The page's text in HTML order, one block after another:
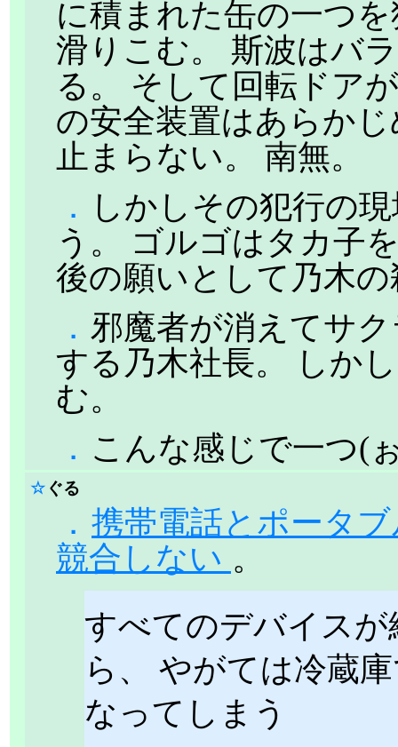
に積まれた缶の一つ
滑りこむ。 斯波はバ
る。 そして回転ドア
の安全装置はあらか
止まらない。 南無。
．
しかしその犯行の
う。 ゴルゴはタカ子
後の願いとして乃木
． 邪魔者が消えてサ
する乃木社長。 しか
む。
． こんな感じで一つ(
☆ ぐる
． 携帯電話とポータ
競合しない 。
すべてのデバイス
ら、 やがては冷蔵
なってしまう